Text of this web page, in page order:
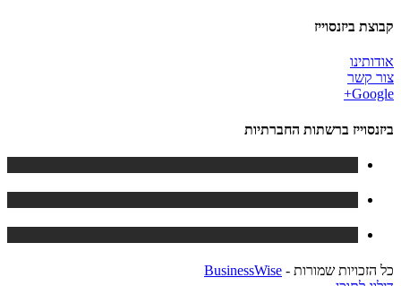
קבוצת ביזנסוייז
אודותינו
צור קשר
Google+
ביזנסוייז ברשתות החברתיות
כל הזכויות שמורות - BusinessWise